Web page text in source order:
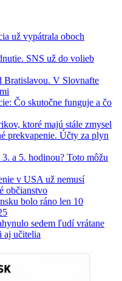
už vypátrala oboch
SNS už do volieb
Bratislavou. V Slovnafte
Čo skutočne funguje a čo
ktoré majú stále zmysel
prekvapenie. Účty za plyn
a 5. hodinou? Toto môžu
v USA už nemusí
občianstvo
bolo ráno len 10
sedem ľudí vrátane
aj učitelia